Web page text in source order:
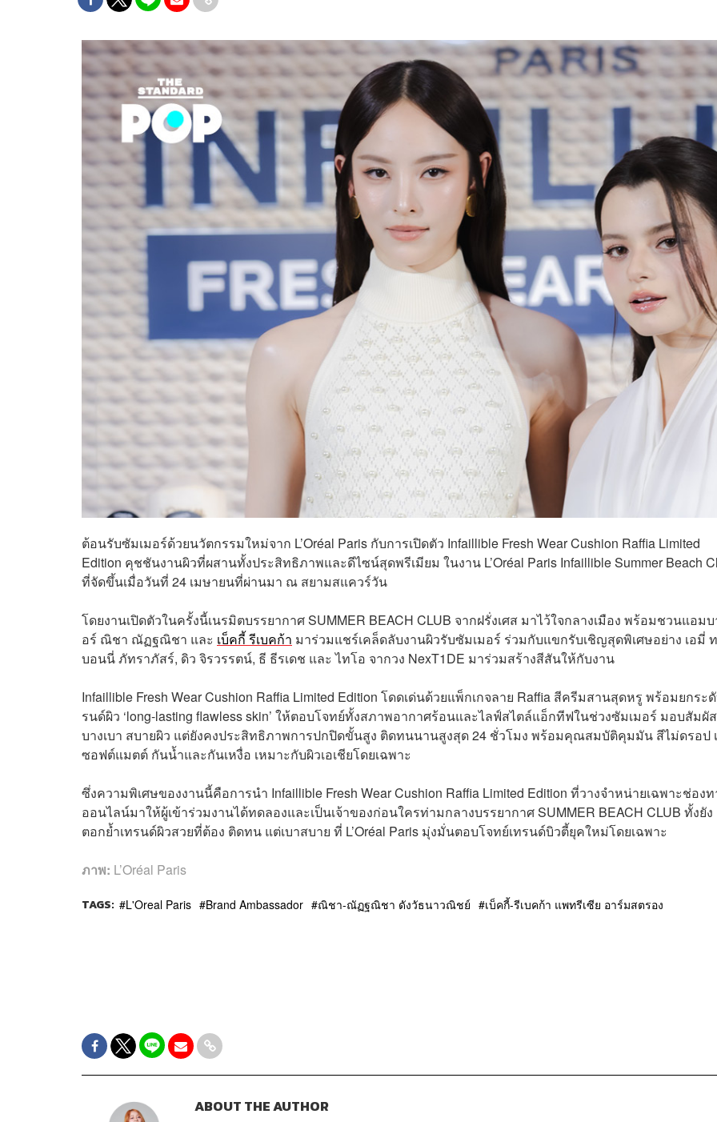
ต้อนรับซัมเมอร์ด้วยนวัตกรรมใหม่จาก L’Oréal Paris กับการเปิดตัว Infaillible Fresh Wear Cushion Raffia Limited
Edition คุชชันงานผิวที่ผสานทั้งประสิทธิภาพและดีไซน์สุดพรีเมียม ในงาน L’Oréal Paris Infaillible Summer Beach
ที่จัดขึ้นเมื่อวันที่ 24 เมษายนที่ผ่านมา ณ สยามสแควร์วัน
โดยงานเปิดตัวในครั้งนี้เนรมิตบรรยากาศ SUMMER BEACH CLUB จากฝรั่งเศส มาไว้ใจกลางเมือง พร้อมชวนแอมบ
อร์ ณิชา ณัฏฐณิชา และ เบ็คกี้ รีเบคก้า มาร่วมแชร์เคล็ดลับงานผิวรับซัมเมอร์ ร่วมกับแขกรับเชิญสุดพิเศษอย่าง เอมี่
บอนนี่ ภัทราภัสร์, ดิว จิรวรรตน์, ธี ธีรเดช และ ไทโอ จากวง NexT1DE มาร่วมสร้างสีสันให้กับงาน
Infaillible Fresh Wear Cushion Raffia Limited Edition โดดเด่นด้วยแพ็กเกจลาย Raffia สีครีมสานสุดหรู พร้อมยกระ
รนด์ผิว ‘long-lasting flawless skin’ ให้ตอบโจทย์ทั้งสภาพอากาศร้อนและไลฟ์สไตล์แอ็กทีฟในช่วงซัมเมอร์ มอบสัมผัส
บางเบา สบายผิว แต่ยังคงประสิทธิภาพการปกปิดขั้นสูง ติดทนนานสูงสุด 24 ชั่วโมง พร้อมคุณสมบัติคุมมัน สีไม่ดรอป
ซอฟต์แมตต์ กันน้ำและกันเหงื่อ เหมาะกับผิวเอเชียโดยเฉพาะ
ซึ่งความพิเศษของงานนี้คือการนำ Infaillible Fresh Wear Cushion Raffia Limited Edition ที่วางจำหน่ายเฉพาะช่องท
ออนไลน์มาให้ผู้เข้าร่วมงานได้ทดลองและเป็นเจ้าของก่อนใครท่ามกลางบรรยากาศ SUMMER BEACH CLUB ทั้งยัง
ตอกย้ำเทรนด์ผิวสวยที่ต้อง ติดทน แต่เบาสบาย ที่ L’Oréal Paris มุ่งมั่นตอบโจทย์เทรนด์บิวตี้ยุคใหม่โดยเฉพาะ
ภาพ: L’Oréal Paris
TAGS: L'Oreal Paris Brand Ambassador ณิชา-ณัฏฐณิชา ดังวัธนาวณิชย์ เบ็คกี้-รีเบคก้า แพทรีเซีย อาร์มสตรอง
ABOUT THE AUTHOR